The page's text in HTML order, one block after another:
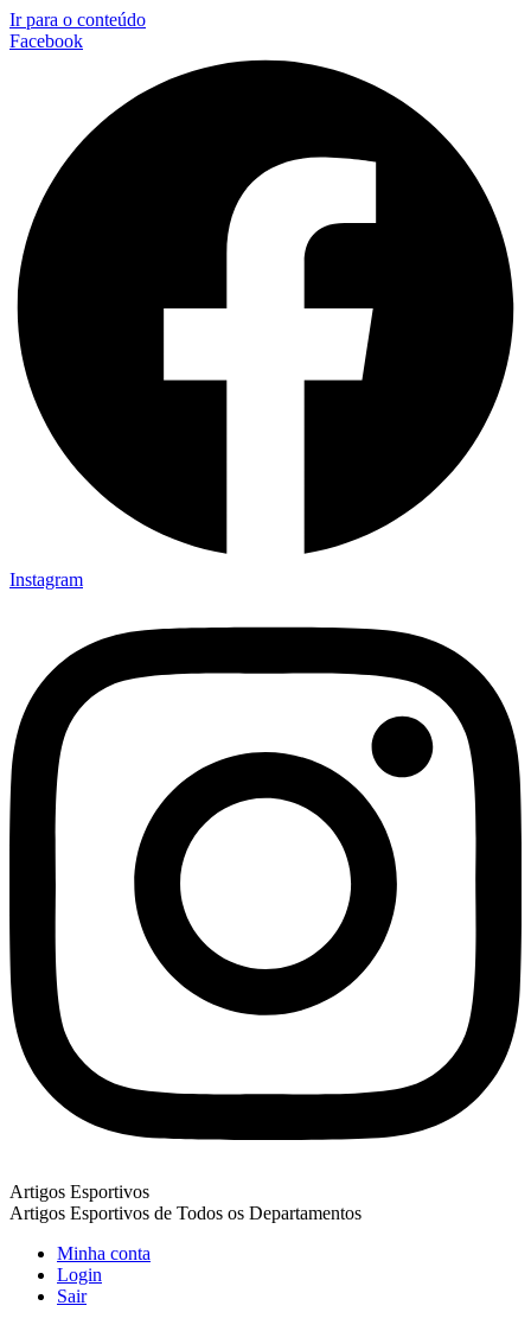
Ir para o conteúdo
Facebook
Instagram
Artigos Esportivos
Artigos Esportivos de Todos os Departamentos
Minha conta
Login
Sair